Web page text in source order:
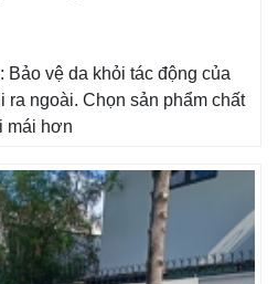
Bảo vệ da khỏi tác động của
ra ngoài. Chọn sản phẩm chất
mái hơn